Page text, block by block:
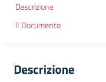
Descrizione
Il Documento
Descrizione